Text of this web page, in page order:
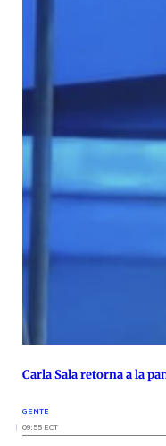
Carla Sala retorna a la
GENTE
09:55 ECT